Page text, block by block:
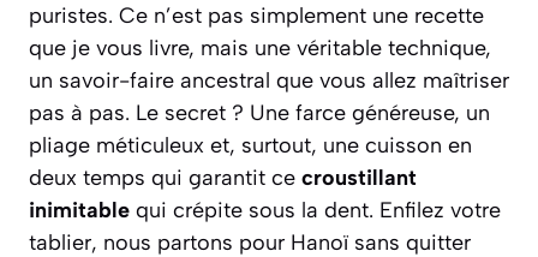
puristes. Ce n’est pas simplement une recette
que je vous livre, mais une véritable technique,
un savoir-faire ancestral que vous allez maîtriser
pas à pas. Le secret ? Une farce généreuse, un
pliage méticuleux et, surtout, une cuisson en
deux temps qui garantit ce croustillant
inimitable qui crépite sous la dent. Enfilez votre
tablier, nous partons pour Hanoï sans quitter